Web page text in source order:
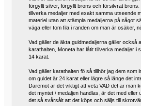
förgyllt silver, förgyllt brons och försilvrat
tillverka medaljer med exakt samma utseende
materiel utan att stämpla medaljerna på något
väga eller tom fila i randen om man är osäker,
Vad gäller de äkta guldmedaljerna gäller också
karathalten, Moneta har låtit tillverka medaljer i
14 karat.
Vad gäller karathalten fö så tillhör jag dem som
om guldet är 24 karat eller lägre så länge det
Däremot är det viktigt att veta VAD det är man
det myntet / medaljen handlas, är det med eller
det så svårsålt att det köps och säljs till